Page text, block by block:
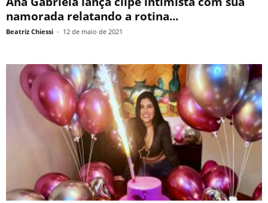
namorada relatando a rotina...
Beatriz Chiessi - 12 de maio de 2021